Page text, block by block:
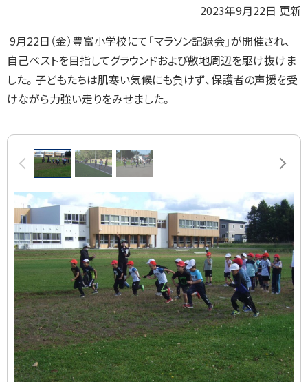
戻
る
2023年9月22日 更新
9月22日（金）豊富小学校にて「マラソン記録会」が開催され、
自己ベストを目指してグラウンドおよび敷地周辺を駆け抜けま
した。子どもたちは肌寒い気候にも負けず、保護者の声援を受
けながら力強い走りをみせました。
画
イ
ド
集
前へ